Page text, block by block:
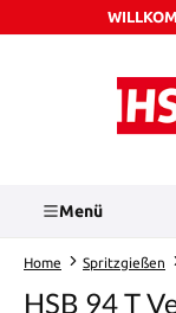
Zum Hauptinhalt
Menü
Home Spritzgießen
HSB 94 T